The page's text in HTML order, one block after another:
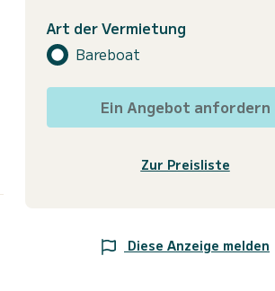
Art der Vermietung
Bareboat
Ein Angebot anfordern
Zur Preisliste
Diese Anzeige melden